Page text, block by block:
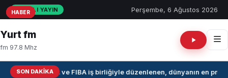
CANLI YAYIN Perşembe, 6 Ağustos 2026
Yurt fm
fm 97.8 Mhz
SON DAKIKANBA ve FIBA iş birliğiyle düzenlenen, dünyanın en
HABER
HABER
HABER